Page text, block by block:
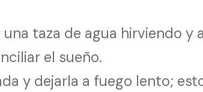
taza de agua hirviendo y
el sueño.
y dejarla a fuego lento;